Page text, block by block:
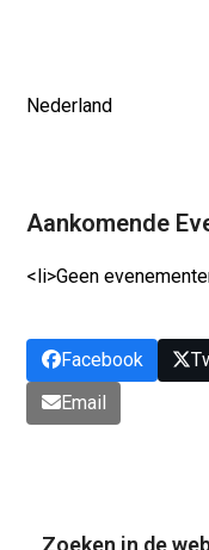
Nederland
Aankomende
<li>Geen
Facebook
Email